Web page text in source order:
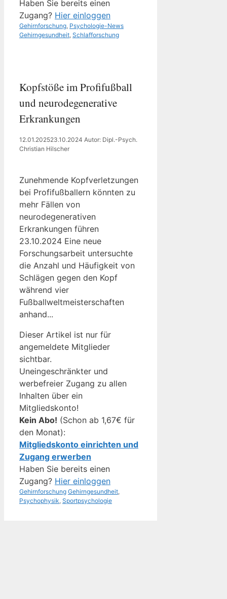
Haben Sie bereits einen
Zugang? Hier einloggen
Kategorien
Gehirnforschung, Psychologie-NewsSchlagwörter
Gehirngesundheit, Schlafforschung
Kopfstöße im Profifußball
und neurodegenerative
Erkrankungen
12.01.202523.10.2024 Autor: Dipl.-Psych.
Christian Hilscher
Zunehmende Kopfverletzungen
bei Profifußballern könnten zu
mehr Fällen von
neurodegenerativen
Erkrankungen führen
23.10.2024 Eine neue
Forschungsarbeit untersuchte
die Anzahl und Häufigkeit von
Schlägen gegen den Kopf
während vier
Fußballweltmeisterschaften
anhand...
Dieser Artikel ist nur für
angemeldete Mitglieder
sichtbar.
Uneingeschränkter und
werbefreier Zugang zu allen
Inhalten über ein
Mitgliedskonto!
Kein Abo! (Schon ab 1,67€ für
den Monat):
Mitgliedskonto einrichten und
Zugang erwerben
Haben Sie bereits einen
Zugang? Hier einloggen
Kategorien
Gehirnforschung Schlagwörter
Gehirngesundheit,
Psychophysik, Sportpsychologie